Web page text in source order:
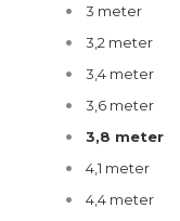
3 meter
3,2 meter
3,4 meter
3,6 meter
3,8 meter
4,1 meter
4,4 meter